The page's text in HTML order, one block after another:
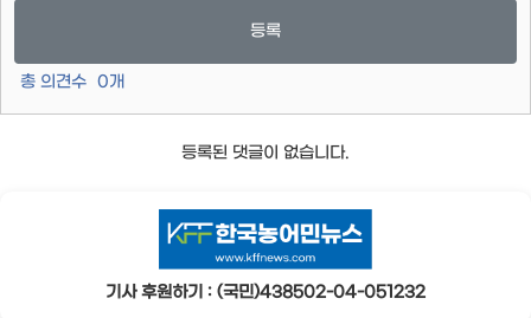
등록
총 의견수 0개
등록된 댓글이 없습니다.
기사 후원하기 : (국민)438502-04-051232